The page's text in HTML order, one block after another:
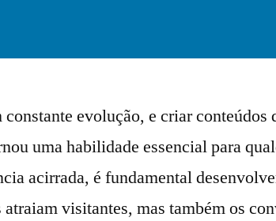
evolução, e criar conteúdos
uma habilidade essencial para
acirrada, é fundamental
atraiam visitantes, mas também os